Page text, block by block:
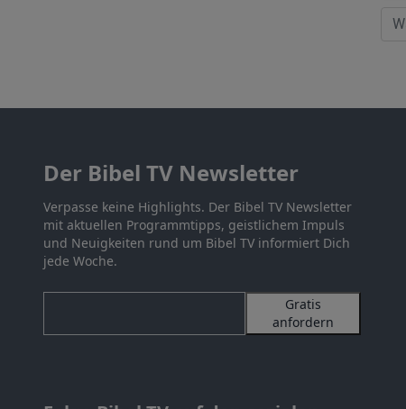
Der Bibel TV Newsletter
Verpasse keine Highlights. Der Bibel TV Newsletter
mit aktuellen Programmtipps, geistlichem Impuls
und Neuigkeiten rund um Bibel TV informiert Dich
jede Woche.
Gratis
anfordern